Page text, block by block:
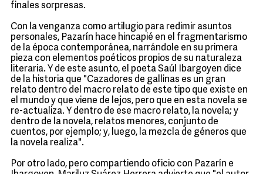
finales sorpresas.
Con la venganza como artilugio para redimir asuntos
personales, Pazarín hace hincapié en el fragmentarismo
de la época contemporánea, narrándole en su primera
pieza con elementos poéticos propios de su naturaleza
literaria. Y de este asunto, el poeta Saúl Ibargoyen dice
de la historia que "Cazadores de gallinas es un gran
relato dentro del macro relato de este tipo que existe en
el mundo y que viene de lejos, pero que en esta novela se
re-actualiza. Y dentro de ese macro relato, la novela; y
dentro de la novela, relatos menores, conjunto de
cuentos, por ejemplo; y, luego, la mezcla de géneros que
la novela realiza".
Por otro lado, pero compartiendo oficio con Pazarín e